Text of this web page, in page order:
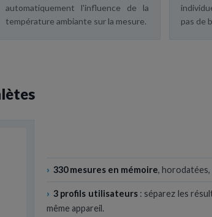
automatiquement l'influence de la
température ambiante sur la mesure.
pas de
› 330 mesures en mémoire, horodatées,
› 3 profils utilisateurs: séparez les
même appareil.